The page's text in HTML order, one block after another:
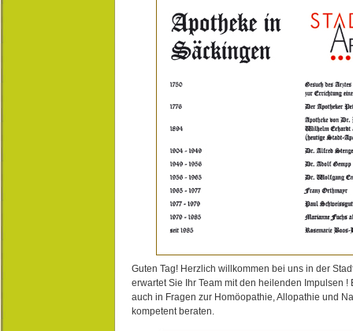
Guten Tag! Herzlich willkommen bei uns in der
erwartet Sie Ihr Team mit den heilenden Impulsen !
auch in Fragen zur Homöopathie, Allopathie und
kompetent beraten.